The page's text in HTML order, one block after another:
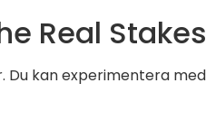
Real Stakes
kan experimentera